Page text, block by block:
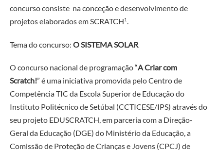
concursoconsiste na conceção e desenvolvimento de
projetos elaborados em SCRATCH1.
Tema do concurso: O SISTEMA SOLAR
O concurso nacional de programação “A Criar com
Scratch!” é uma iniciativa promovida pelo Centro de
Competência TIC da Escola Superior de Educação do
Instituto Politécnico de Setúbal (CCTICESE/IPS) através do
seu projeto EDUSCRATCH, em parceria com a Direção-
Geral da Educação (DGE) do Ministério da Educação, a
Comissão de Proteção de Crianças e Jovens (CPCJ) de